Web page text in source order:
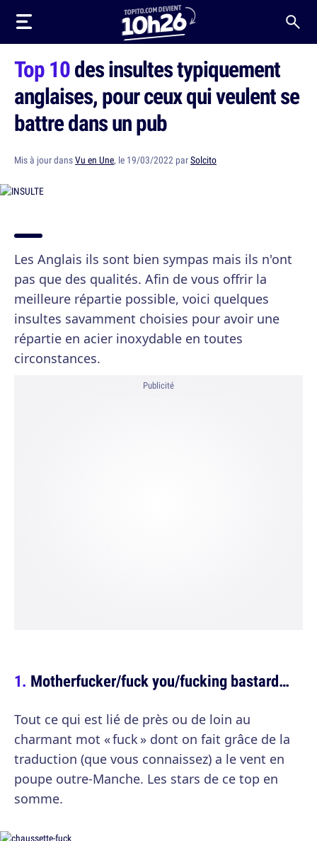
Top 10des insultes typiquement
anglaises, pour ceux qui veulent se
battre dans un pub
Mis à jour dansVu en Une, le 19/03/2022 parSolcito
Les Anglais ils sont bien sympas mais ils n'ont
pas que des qualités. Afin de vous offrir la
meilleure répartie possible, voici quelques
insultes savamment choisies pour avoir une
répartie en acier inoxydable en toutes
circonstances.
Publicité
Motherfucker/fuck you/fucking bastard…
Tout ce qui est lié de près ou de loin au
charmant mot « fuck » dont on fait grâce de la
traduction (que vous connaissez) a le vent en
poupe outre-Manche. Les stars de ce top en
somme.